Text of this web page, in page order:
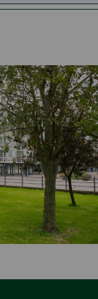
uusi avustus